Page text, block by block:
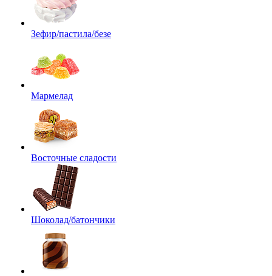
Зефир/пастила/безе
Мармелад
Восточные сладости
Шоколад/батончики